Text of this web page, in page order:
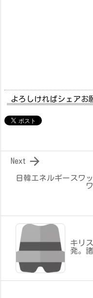
よろしければシェアお
日韓エネルギースワ

Next
キリ
発。